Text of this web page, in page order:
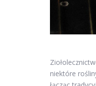
niektóre